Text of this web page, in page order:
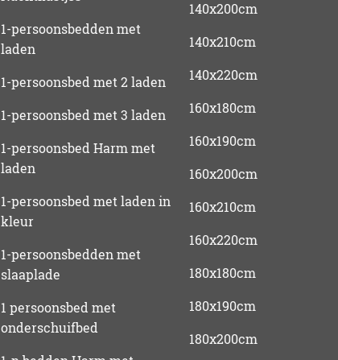
1-persoonsbedden met
laden
1-persoonsbed met 2 laden
1-persoonsbed met 3 laden
1-persoonsbed Harm met
laden
1-persoonsbed met laden in
kleur
1-persoonsbedden met
slaaplade
1 persoonsbed met
onderschuifbed
140x200cm
140x210cm
140x220cm
160x180cm
160x190cm
160x200cm
160x210cm
160x220cm
180x180cm
180x190cm
180x200cm